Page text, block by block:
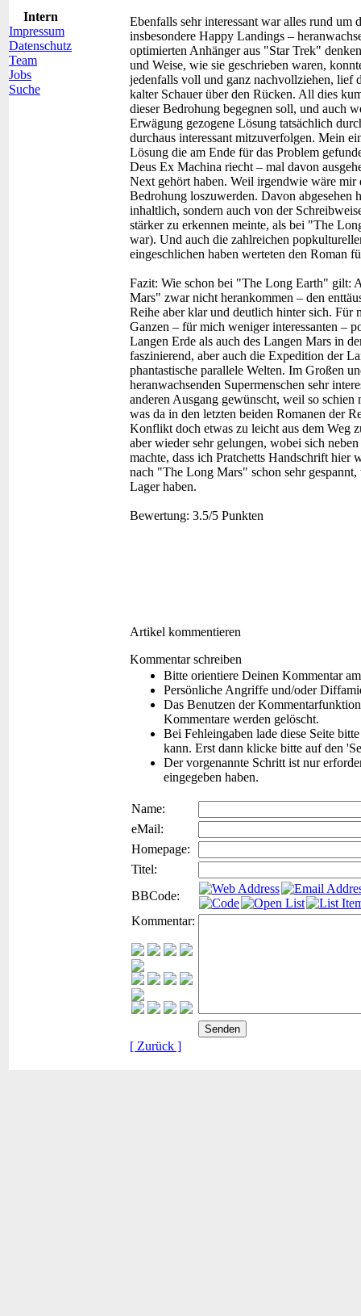
Intern
Impressum
Datenschutz
Team
Jobs
Suche
Ebenfalls sehr interessant war alles rund um
insbesondere Happy Landings –
optimierten Anhänger aus "Star Trek"
und Weise, wie sie geschrieben waren,
jedenfalls voll und ganz nachvollziehen, lief
kalter Schauer über den Rücken. All dies
dieser Bedrohung begegnen soll, und auch
Erwägung gezogene Lösung tatsächlich
durchaus interessant mitzuverfolgen. Mein
Lösung die am Ende für das Problem
Deus Ex Machina riecht – mal davon
Next gehört haben. Weil irgendwie wäre mir
Bedrohung loszuwerden. Davon
inhaltlich, sondern auch von der
stärker zu erkennen meinte, als bei "The
war). Und auch die zahlreichen
eingeschlichen haben werteten den Roman
Fazit: Wie schon bei "The Long Earth" gilt:
Mars" zwar nicht herankommen – den
Reihe aber klar und deutlich hinter sich. Für
Ganzen – für mich weniger interessanten –
Langen Erde als auch des Langen Mars in
faszinierend, aber auch die Expedition der
phantastische parallele Welten. Im Großen
heranwachsenden Supermenschen sehr
anderen Ausgang gewünscht, weil so
was da in den letzten beiden Romanen der
Konflikt doch etwas zu leicht aus dem Weg
aber wieder sehr gelungen, wobei sich
machte, dass ich Pratchetts Handschrift hier
nach "The Long Mars" schon sehr
Lager haben.
Bewertung: 3.5/5 Punkten
Artikel kommentieren
Kommentar schreiben
Bitte orientiere Deinen Kommentar
Persönliche Angriffe und/oder
Das Benutzen der
Kommentare werden gelöscht.
Bei Fehleingaben lade diese Seite
kann. Erst dann klicke bitte auf den
Der vorgenannte Schritt ist nur
eingegeben haben.
Name:
eMail:
Homepage:
Titel:
BBCode:
Kommentar:
[ Zurück ]